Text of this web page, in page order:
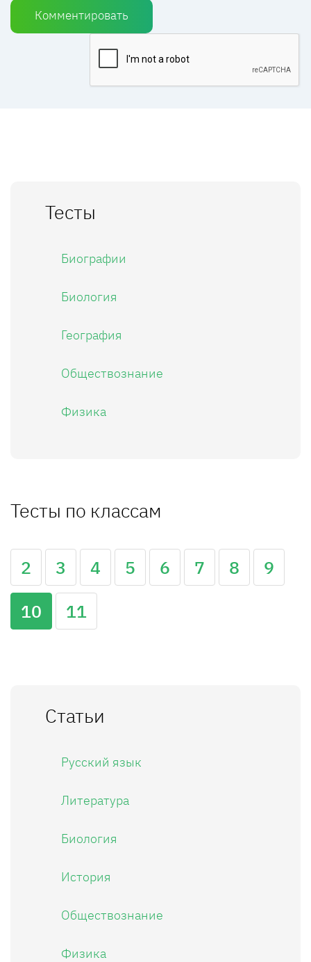
Комментировать
Тесты
Биографии
Биология
География
Обществознание
Физика
Тесты по классам
2 3 4 5 6 7 8
9
10
11
Статьи
Русский язык
Литература
Биология
История
Обществознание
Физика